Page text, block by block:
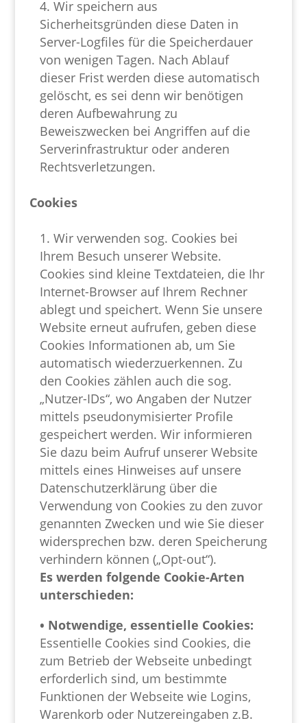
Wir speichern aus
Sicherheitsgründen diese Daten in
Server-Logfiles für die Speicherdauer
von wenigen Tagen. Nach Ablauf
dieser Frist werden diese automatisch
gelöscht, es sei denn wir benötigen
deren Aufbewahrung zu
Beweiszwecken bei Angriffen auf die
Serverinfrastruktur oder anderen
Rechtsverletzungen.
Cookies
Wir verwenden sog. Cookies bei
Ihrem Besuch unserer Website.
Cookies sind kleine Textdateien, die Ihr
Internet-Browser auf Ihrem Rechner
ablegt und speichert. Wenn Sie unsere
Website erneut aufrufen, geben diese
Cookies Informationen ab, um Sie
automatisch wiederzuerkennen. Zu
den Cookies zählen auch die sog.
„Nutzer-IDs“, wo Angaben der Nutzer
mittels pseudonymisierter Profile
gespeichert werden. Wir informieren
Sie dazu beim Aufruf unserer Website
mittels eines Hinweises auf unsere
Datenschutzerklärung über die
Verwendung von Cookies zu den zuvor
genannten Zwecken und wie Sie dieser
widersprechen bzw. deren Speicherung
verhindern können („Opt-out“).
Es werden folgende Cookie-Arten
unterschieden:
• Notwendige, essentielle Cookies:
Essentielle Cookies sind Cookies, die
zum Betrieb der Webseite unbedingt
erforderlich sind, um bestimmte
Funktionen der Webseite wie Logins,
Warenkorb oder Nutzereingaben z.B.